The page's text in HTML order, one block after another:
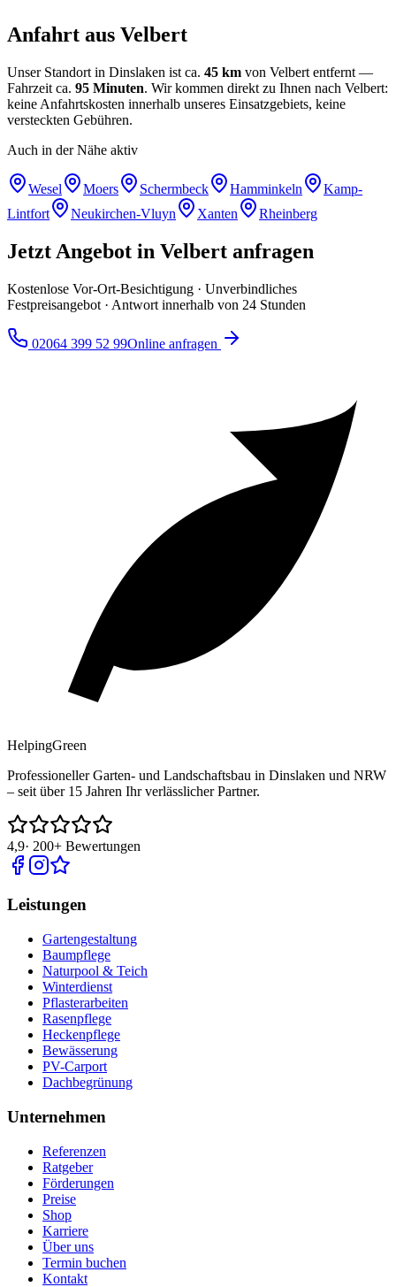
Anfahrt aus Velbert
Unser Standort in Dinslaken ist ca. 45 km von Velbert entfernt —
Fahrzeit ca. 95 Minuten. Wir kommen direkt zu Ihnen nach Velbert:
keine Anfahrtskosten innerhalb unseres Einsatzgebiets, keine
versteckten Gebühren.
Auch in der Nähe aktiv
Wesel Moers Schermbeck Hamminkeln
Kamp-
Lintfort
Neukirchen-Vluyn Xanten Rheinberg
Jetzt Angebot in Velbert anfragen
Kostenlose Vor-Ort-Besichtigung · Unverbindliches
Festpreisangebot · Antwort innerhalb von 24 Stunden
02064 399 52 99Online anfragen
HelpingGreen
Professioneller Garten- und Landschaftsbau in Dinslaken und NRW
– seit über 15 Jahren Ihr verlässlicher Partner.
4,9· 200+ Bewertungen
Leistungen
Gartengestaltung
Baumpflege
Naturpool & Teich
Winterdienst
Pflasterarbeiten
Rasenpflege
Heckenpflege
Bewässerung
PV-Carport
Dachbegrünung
Unternehmen
Referenzen
Ratgeber
Förderungen
Preise
Shop
Karriere
Über uns
Termin buchen
Kontakt